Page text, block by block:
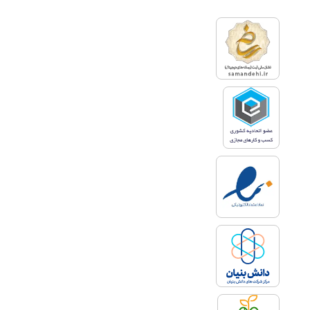
در شبکه‌های اجتماعی، بسیار پیچیده
است. در صورتی که با این روش‌ها
آشنا نباشید، ممکن است اعتبار برند
خود را به هنگام تبلیغات از دست
بدهید. در اینجا است که نیاز به
حضور مشاور و متخصص تبلیغات
اینترنتی پر رنگ‌تر می‌شود. مشاور
شبکه‌های اجتماعی با بررسی پیشینه
تبلیغاتی و فعالیت‌های شرکت و
اساس حضور بیشترین مخاطب
هدف، تلاش خود را در رسیدن به
اهدافی همچون، افزایش برندینگ،
افزایش فروش و معرفی بهتر
محصولات و خدمات، به کار خواهد
برد.
شرح وظایف مشاور شبکه‌های